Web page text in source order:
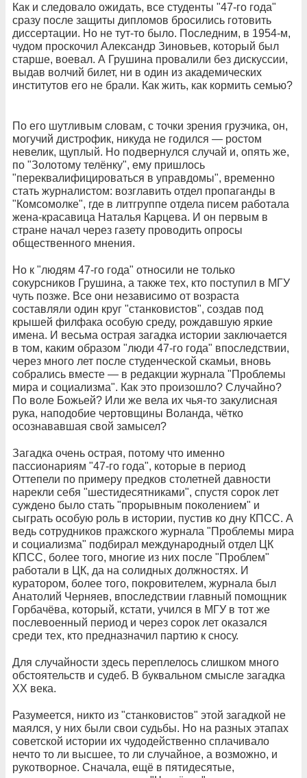
Как и следовало ожидать, все студенты "47-го года"
сразу после защиты дипломов бросились готовить
диссертации. Но не тут-то было. Последним, в 1954-м,
чудом проскочил Александр Зиновьев, который был
старше, воевал. А Грушина провалили без дискуссии,
выдав волчий билет, ни в один из академических
институтов его не брали. Как жить, как кормить семью?
По его шутливым словам, с точки зрения грузчика, он,
могучий дистрофик, никуда не годился — ростом
невелик, щуплый. Но подвернулся случай и, опять же,
по "Золотому телёнку", ему пришлось
"переквалифицироваться в управдомы", временно
стать журналистом: возглавить отдел пропаганды в
"Комсомолке", где в литгруппе отдела писем работала
жена-красавица Наталья Карцева. И он первым в
стране начал через газету проводить опросы
общественного мнения.
Но к "людям 47-го года" относили не только
сокурсников Грушина, а также тех, кто поступил в МГУ
чуть позже. Все они независимо от возраста
составляли один круг "станковистов", создав под
крышей филфака особую среду, рождавшую яркие
имена. И весьма острая загадка истории заключается
в том, каким образом "люди 47-го года" впоследствии,
через много лет после студенческой скамьи, вновь
собрались вместе — в редакции журнала "Проблемы
мира и социализма". Как это произошло? Случайно?
По воле Божьей? Или же вела их чья-то закулисная
рука, наподобие чертовщины Воланда, чётко
осознававшая свой замысел?
Загадка очень острая, потому что именно
пассионариям "47-го года", которые в период
Оттепели по примеру предков столетней давности
нарекли себя "шестидесятниками", спустя сорок лет
суждено было стать "прорывным поколением" и
сыграть особую роль в истории, пустив ко дну КПСС. А
ведь сотрудников пражского журнала "Проблемы мира
и социализма" подбирал международный отдел ЦК
КПСС, более того, многие из них после "Проблем"
работали в ЦК, да на солидных должностях. И
куратором, более того, покровителем, журнала был
Анатолий Черняев, впоследствии главный помощник
Горбачёва, который, кстати, учился в МГУ в тот же
послевоенный период и через сорок лет оказался
среди тех, кто предназначил партию к сносу.
Для случайности здесь переплелось слишком много
обстоятельств и судеб. В буквальном смысле загадка
ХХ века.
Разумеется, никто из "станковистов" этой загадкой не
маялся, у них были свои судьбы. Но на разных этапах
советской истории их чудодейственно сплачивало
нечто то ли высшее, то ли случайное, а возможно, и
рукотворное. Сначала, ещё в пятидесятые,